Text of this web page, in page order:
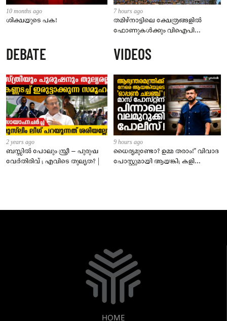
10 months ago
ശിക്ഷയുടെ പക!
7 hours ago
തമിഴ്‌നാട്ടിലെ ക്ഷേത്രങ്ങളിൽ
ഫോണുകൾക്കും വിഐപി
സെപ്റ്റംബർ 1 മുതൽ നിലവിൽ
വരും
DEBATE
2 years ago
ബസ്സിൽ പോലും സ്ത്രീ – പുരുഷ
വേർതിരിവ് ; എവിടെ തുല്യത? |
VIDEOS
9 hours ago
ധൈര്യമുണ്ടോ? ഉമ്മ തരാം!” വിവാദ
പോസ്റ്റുമായി ആയങ്കി; കളി
HOME